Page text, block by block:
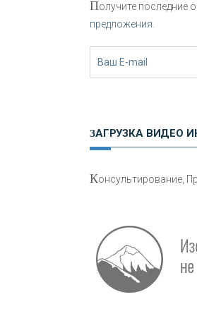
Нетворкинг
авто
Получите последние
предложения.
ЗАГРУЗКА ВИДЕО
Консультирование,